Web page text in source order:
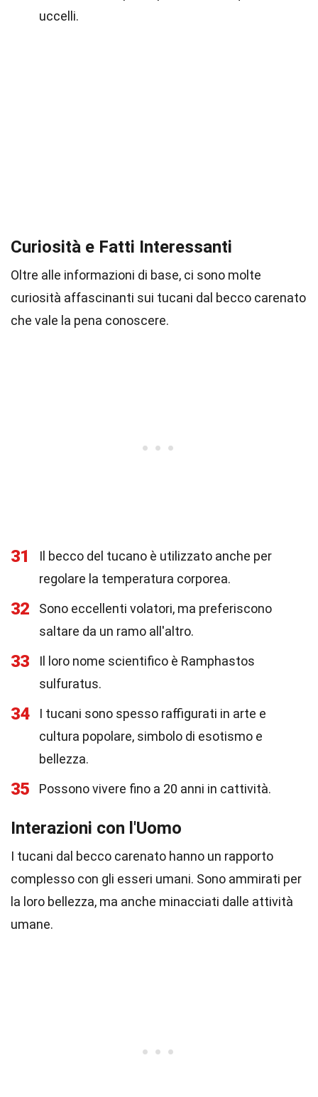
uccelli.
Curiosità e Fatti Interessanti
Oltre alle informazioni di base, ci sono molte
curiosità affascinanti sui tucani dal becco carenato
che vale la pena conoscere.
31
Il becco del tucano è utilizzato anche per
regolare la temperatura corporea.
32
Sono eccellenti volatori, ma preferiscono
saltare da un ramo all'altro.
33
Il loro nome scientifico è Ramphastos
sulfuratus.
34
I tucani sono spesso raffigurati in arte e
cultura popolare, simbolo di esotismo e
bellezza.
35 Possono vivere fino a 20 anni in cattività.
Interazioni con l'Uomo
I tucani dal becco carenato hanno un rapporto
complesso con gli esseri umani. Sono ammirati per
la loro bellezza, ma anche minacciati dalle attività
umane.